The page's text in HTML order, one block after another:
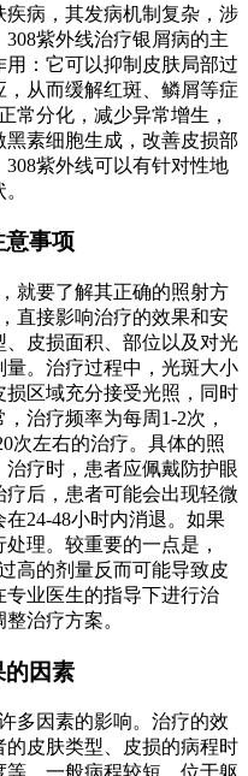
病，其发病机制复杂，涉
紫外线治疗银屑病的主
：它可以抑制皮肤局部过
从而缓解红斑、鳞屑等症
常分化，减少异常增生，
素细胞生成，改善皮损部
紫外线可以有针对性地
意事项
就要了解其正确的照射方
直接影响治疗的效果和安
皮损面积、部位以及对光
。治疗过程中，光斑大小
区域充分接受光照，同时
治疗频率为每周1-2次，
次左右的治疗。具体的照
疗时，患者应佩戴防护眼
后，患者可能会出现轻微
24-48小时内消退。如果
理。较重要的一点是，
高的剂量反而可能导致皮
业医生的指导下进行治
治疗方案。
的因素
多因素的影响。治疗的效
皮肤类型、皮损的病程时